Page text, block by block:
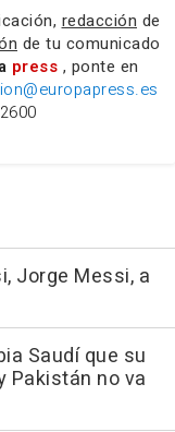
redacción de
de tu comunicado
press , ponte en
Jorge Messi, a
Saudí que su
Pakistán no va